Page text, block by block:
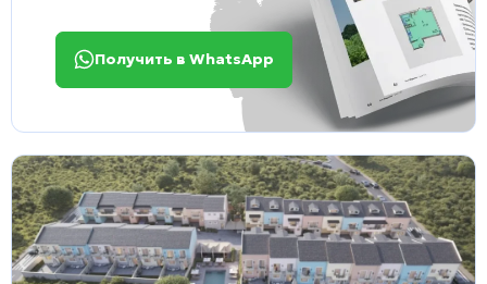
Получить в WhatsApp